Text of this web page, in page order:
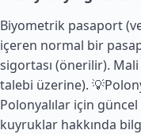
Biyometrik pasaport
içeren normal bir
sigortası (önerilir). Mali
talebi üzerine).
Polonyalılar için güncel
kuyruklar hakkında